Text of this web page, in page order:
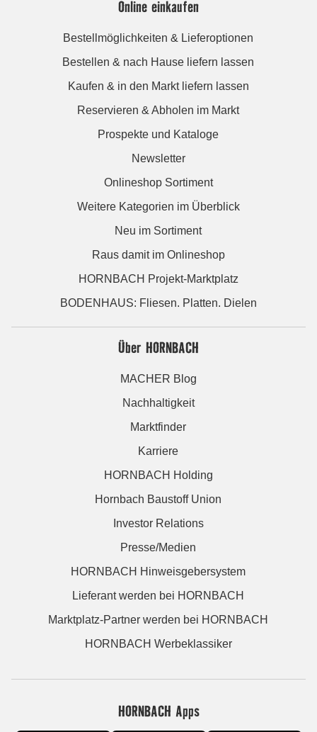
Online einkaufen
Bestellmöglichkeiten & Lieferoptionen
Bestellen & nach Hause liefern lassen
Kaufen & in den Markt liefern lassen
Reservieren & Abholen im Markt
Prospekte und Kataloge
Newsletter
Onlineshop Sortiment
Weitere Kategorien im Überblick
Neu im Sortiment
Raus damit im Onlineshop
HORNBACH Projekt-Marktplatz
BODENHAUS: Fliesen. Platten. Dielen
Über HORNBACH
MACHER Blog
Nachhaltigkeit
Marktfinder
Karriere
HORNBACH Holding
Hornbach Baustoff Union
Investor Relations
Presse/Medien
HORNBACH Hinweisgebersystem
Lieferant werden bei HORNBACH
Marktplatz-Partner werden bei HORNBACH
HORNBACH Werbeklassiker
HORNBACH Apps